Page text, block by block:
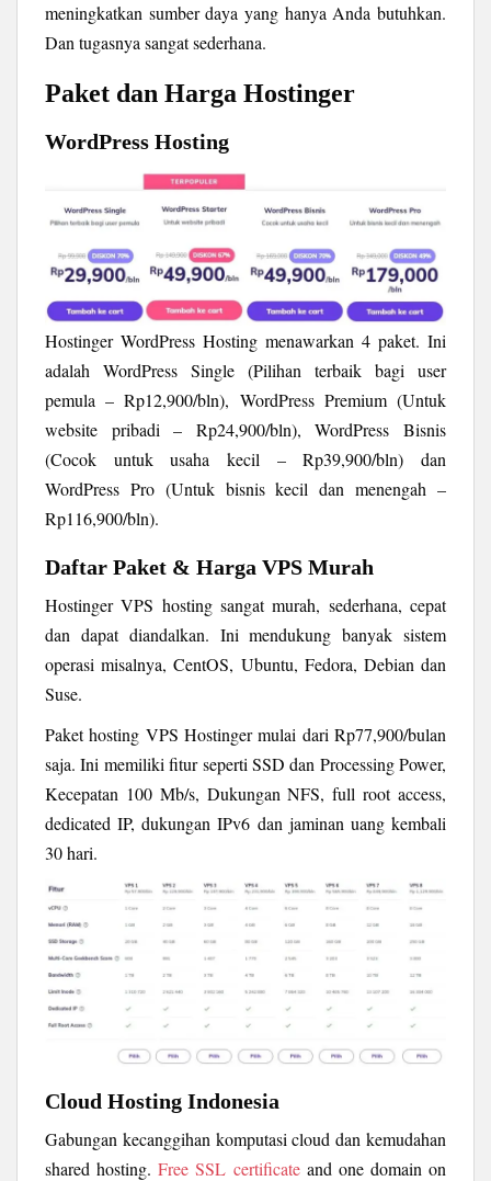
meningkatkan sumber daya yang hanya Anda butuhkan.
Dan tugasnya sangat sederhana.
Paket dan Harga Hostinger
WordPress Hosting
Hostinger WordPress Hosting menawarkan 4 paket. Ini
adalah WordPress Single (Pilihan terbaik bagi user
pemula – Rp12,900/bln), WordPress Premium (Untuk
website pribadi – Rp24,900/bln), WordPress Bisnis
(Cocok untuk usaha kecil – Rp39,900/bln) dan
WordPress Pro (Untuk bisnis kecil dan menengah –
Rp116,900/bln).
Daftar Paket & Harga VPS Murah
Hostinger VPS hosting sangat murah, sederhana, cepat
dan dapat diandalkan. Ini mendukung banyak sistem
operasi misalnya, CentOS, Ubuntu, Fedora, Debian dan
Suse.
Paket hosting VPS Hostinger mulai dari Rp77,900/bulan
saja. Ini memiliki fitur seperti SSD dan Processing Power,
Kecepatan 100 Mb/s, Dukungan NFS, full root access,
dedicated IP, dukungan IPv6 dan jaminan uang kembali
30 hari.
Cloud Hosting Indonesia
Gabungan kecanggihan komputasi cloud dan kemudahan
shared hosting.Free SSL certificateand one domain on